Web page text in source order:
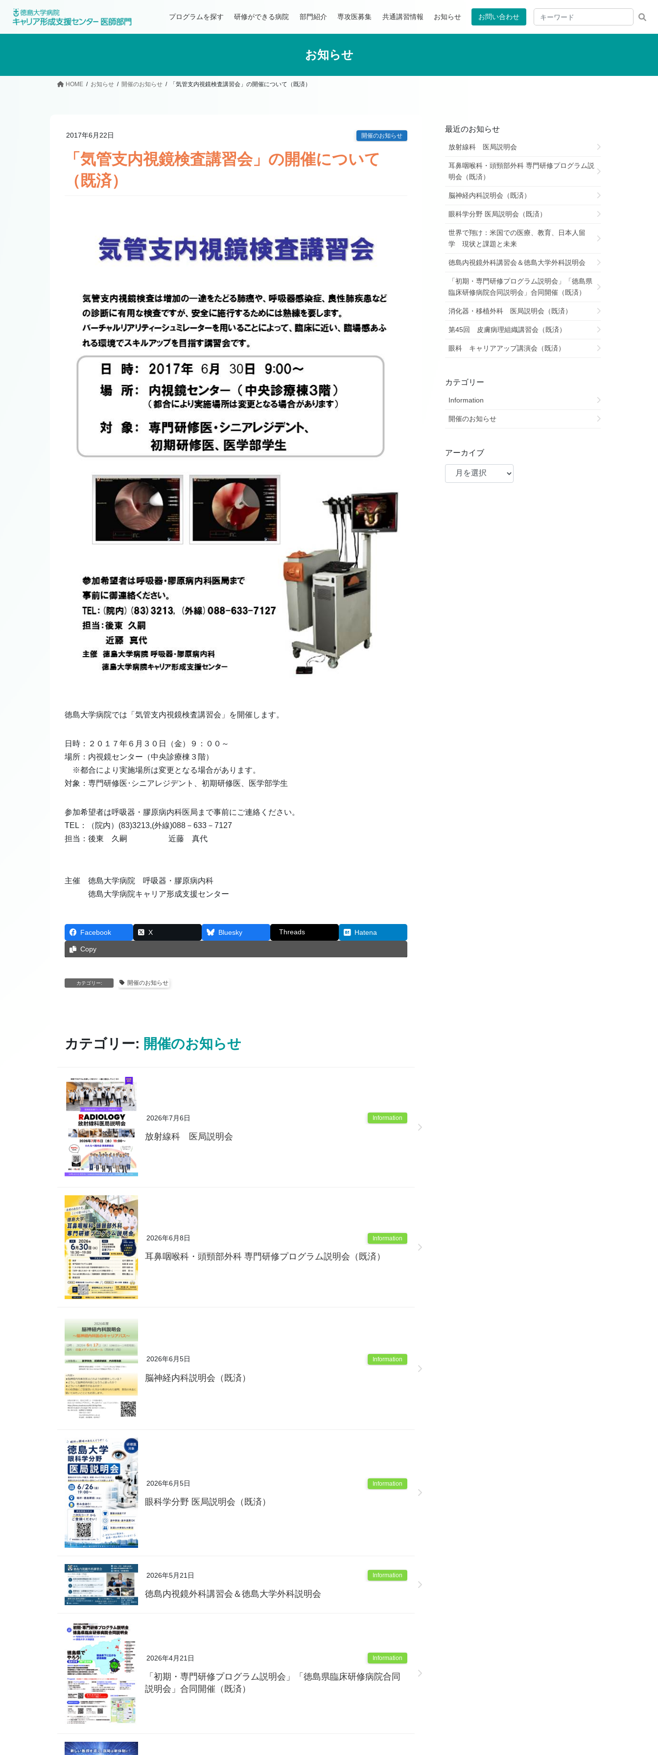
プログラムを探す 研修ができる病院 部門紹介 専攻医募集 共通講習情報 お知らせ お問い合わせ
お知らせ
HOME お知らせ 開催のお知らせ 「気管支内視鏡検査講習会」の開催について（既済）
2017年6月22日 開催のお知らせ
「気管支内視鏡検査講習会」の開催について
（既済）
徳島大学病院では「気管支内視鏡検査講習会」を開催します。
日時：２０１７年６月３０日（金）９：００～
場所：内視鏡センター（中央診療棟３階）
※都合により実施場所は変更となる場合があります。
対象：専門研修医･シニアレジデント、初期研修医、医学部学生
参加希望者は呼吸器・膠原病内科医局まで事前にご連絡ください。
TEL：（院内）(83)3213,(外線)088－633－7127
担当：後東 久嗣 近藤 真代
主催 徳島大学病院 呼吸器・膠原病内科
徳島大学病院キャリア形成支援センター
Facebook X Bluesky Threads Hatena
Copy
カテゴリー: 開催のお知らせ
カテゴリー: 開催のお知らせ
2026年7月6日 Information
放射線科 医局説明会
2026年6月8日 Information
耳鼻咽喉科・頭頸部外科 専門研修プログラム説明会（既済）
2026年6月5日 Information
脳神経内科説明会（既済）
2026年6月5日 Information
眼科学分野 医局説明会（既済）
2026年5月21日 Information
徳島内視鏡外科講習会＆徳島大学外科説明会
2026年4月21日 Information
「初期・専門研修プログラム説明会」「徳島県臨床研修病院合同
説明会」合同開催（既済）
最近のお知らせ
放射線科 医局説明会
耳鼻咽喉科・頭頸部外科 専門研修プログラム説
明会（既済）
脳神経内科説明会（既済）
眼科学分野 医局説明会（既済）
世界で翔け：米国での医療、教育、日本人留
学 現状と課題と未来
徳島内視鏡外科講習会＆徳島大学外科説明会
「初期・専門研修プログラム説明会」「徳島県
臨床研修病院合同説明会」合同開催（既済）
消化器・移植外科 医局説明会（既済）
第45回 皮膚病理組織講習会（既済）
眼科 キャリアアップ講演会（既済）
カテゴリー
Information
開催のお知らせ
アーカイブ